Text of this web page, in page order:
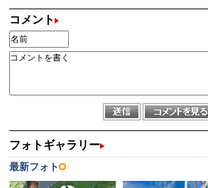
コメント